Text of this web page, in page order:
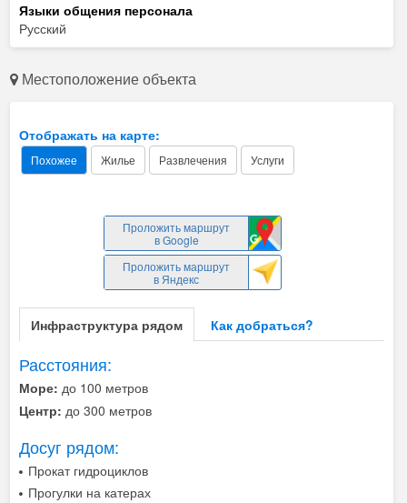
Языки общения персонала
Русский
Местоположение объекта
Отображать на карте:
Похожее Жилье Развлечения Услуги
Проложить маршрут
в Google
Проложить маршрут
в Яндекс
Инфраструктура рядом Как добраться?
Расстояния:
Море: до 100 метров
Центр: до 300 метров
Досуг рядом:
Прокат гидроциклов
Прогулки на катерах